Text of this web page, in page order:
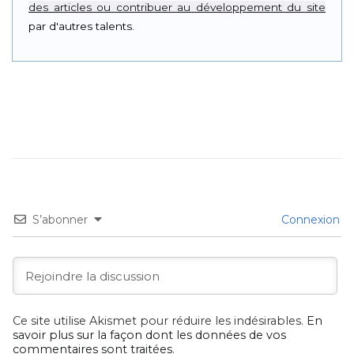
des articles ou contribuer au développement du site
par d'autres talents.
S’abonner Connexion
Ce site utilise Akismet pour réduire les indésirables. En
savoir plus sur la façon dont les données de vos
commentaires sont traitées.